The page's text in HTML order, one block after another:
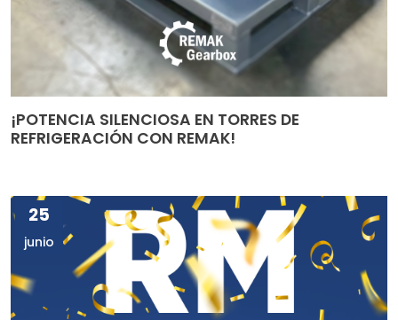
¡POTENCIA SILENCIOSA EN TORRES DE
REFRIGERACIÓN CON REMAK!
25
junio